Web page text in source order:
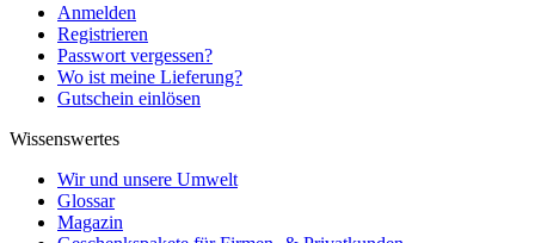
Anmelden
Registrieren
Passwort vergessen?
Wo ist meine Lieferung?
Gutschein einlösen
Wissenswertes
Wir und unsere Umwelt
Glossar
Magazin